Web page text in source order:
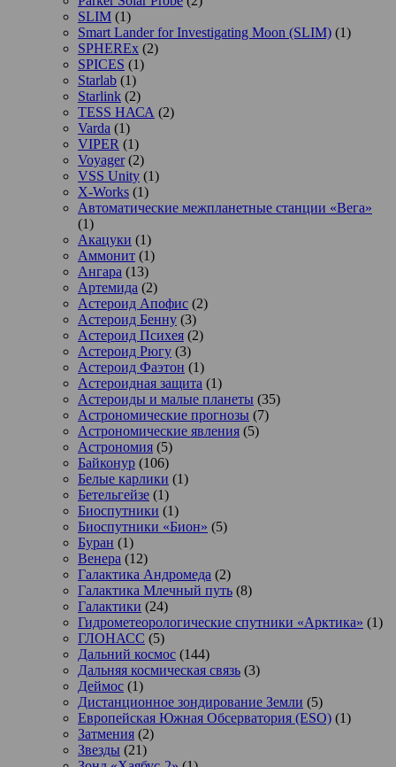
SLIM (1)
Smart Lander for Investigating Moon (SLIM) (1)
SPHEREx (2)
SPICES (1)
Starlab (1)
Starlink (2)
TESS НАСА (2)
Varda (1)
VIPER (1)
Voyager(2)
VSS Unity (1)
X-Works (1)
Автоматические межпланетные станции «Вега»
(1)
Акацуки (1)
Аммонит (1)
Ангара (13)
Артемида (2)
Астероид Апофис (2)
Астероид Бенну (3)
Астероид Психея (2)
Астероид Рюгу (3)
Астероид Фаэтон (1)
Астероидная защита (1)
Астероиды и малые планеты (35)
Астрономические прогнозы (7)
Астрономические явления (5)
Астрономия (5)
Байконур (106)
Белые карлики (1)
Бетельгейзе (1)
Биоспутники (1)
Биоспутники «Бион» (5)
Буран (1)
Венера (12)
Галактика Андромеда (2)
Галактика Млечный путь (8)
Галактики (24)
Гидрометеорологические спутники «Арктика» (1)
ГЛОНАСС (5)
Дальний космос (144)
Дальняя космическая связь (3)
Деймос (1)
Дистанционное зондирование Земли (5)
Европейская Южная Обсерватория (ESO) (1)
Затмения (2)
Звезды (21)